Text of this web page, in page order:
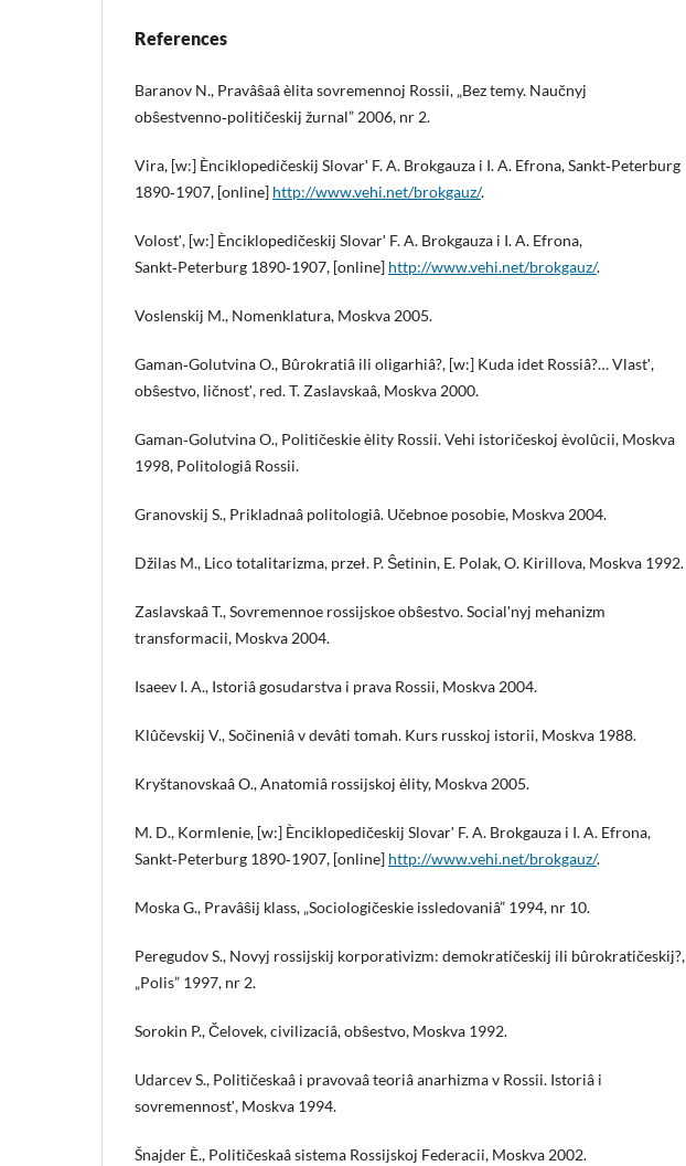
References
Baranov N., Pravâŝaâ èlita sovremennoj Rossii, „Bez temy. Naučnyj
obŝestvenno‑političeskij žurnal” 2006, nr 2.
Vira, [w:] Ènciklopedičeskij Slovarʹ F. A. Brokgauza i I. A. Efrona, Sankt‑Peterburg
1890‑1907, [online] http://www.vehi.net/brokgauz/.
Volostʹ, [w:] Ènciklopedičeskij Slovarʹ F. A. Brokgauza i I. A. Efrona,
Sankt‑Peterburg 1890‑1907, [online] http://www.vehi.net/brokgauz/.
Voslenskij M., Nomenklatura, Moskva 2005.
Gaman‑Golutvina O., Bûrokratiâ ili oligarhiâ?, [w:] Kuda idet Rossiâ?… Vlastʹ,
obŝestvo, ličnostʹ, red. T. Zaslavskaâ, Moskva 2000.
Gaman‑Golutvina O., Političeskie èlity Rossii. Vehi istoričeskoj èvolûcii, Moskva
1998, Politologiâ Rossii.
Granovskij S., Prikladnaâ politologiâ. Učebnoe posobie, Moskva 2004.
Džilas M., Lico totalitarizma, przeł. P. Ŝetinin, E. Polak, O. Kirillova, Moskva 1992.
Zaslavskaâ T., Sovremennoe rossijskoe obŝestvo. Socialʹnyj mehanizm
transformacii, Moskva 2004.
Isaeev I. A., Istoriâ gosudarstva i prava Rossii, Moskva 2004.
Klûčevskij V., Sočineniâ v devâti tomah. Kurs russkoj istorii, Moskva 1988.
Kryštanovskaâ O., Anatomiâ rossijskoj èlity, Moskva 2005.
M. D., Kormlenie, [w:] Ènciklopedičeskij Slovarʹ F. A. Brokgauza i I. A. Efrona,
Sankt‑Peterburg 1890‑1907, [online] http://www.vehi.net/brokgauz/.
Moska G., Pravâŝij klass, „Sociologičeskie issledovaniâ” 1994, nr 10.
Peregudov S., Novyj rossijskij korporativizm: demokratičeskij ili bûrokratičeskij?,
„Polis” 1997, nr 2.
Sorokin P., Čelovek, civilizaciâ, obŝestvo, Moskva 1992.
Udarcev S., Političeskaâ i pravovaâ teoriâ anarhizma v Rossii. Istoriâ i
sovremennostʹ, Moskva 1994.
Šnajder È., Političeskaâ sistema Rossijskoj Federacii, Moskva 2002.